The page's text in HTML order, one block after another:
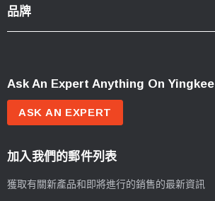
品牌
Ask An Expert Anything On Yingkee
ASK AN EXPERT
加入我們的郵件列表
獲取有關新產品和即將進行的銷售的最新資訊